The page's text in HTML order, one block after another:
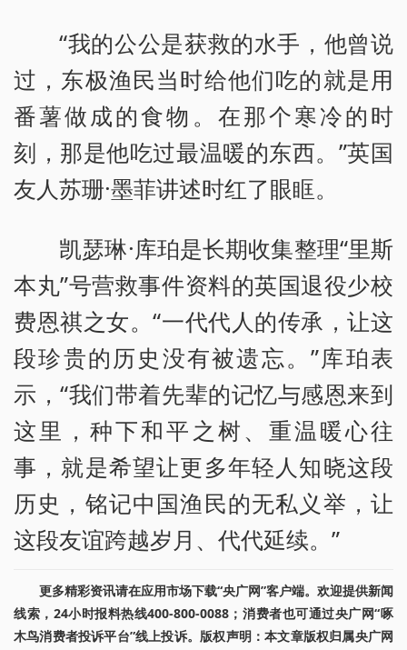
“我的公公是获救的水手，他曾说
过，东极渔民当时给他们吃的就是用
番薯做成的食物。在那个寒冷的时
刻，那是他吃过最温暖的东西。”英国
友人苏珊·墨菲讲述时红了眼眶。
凯瑟琳·库珀是长期收集整理“里斯
本丸”号营救事件资料的英国退役少校
费恩祺之女。“一代代人的传承，让这
段珍贵的历史没有被遗忘。”库珀表
示，“我们带着先辈的记忆与感恩来到
这里，种下和平之树、重温暖心往
事，就是希望让更多年轻人知晓这段
历史，铭记中国渔民的无私义举，让
这段友谊跨越岁月、代代延续。”
更多精彩资讯请在应用市场下载“央广网”客户端。欢迎提供新闻
线索，24小时报料热线400-800-0088；消费者也可通过央广网“啄
木鸟消费者投诉平台”线上投诉。版权声明：本文章版权归属央广网